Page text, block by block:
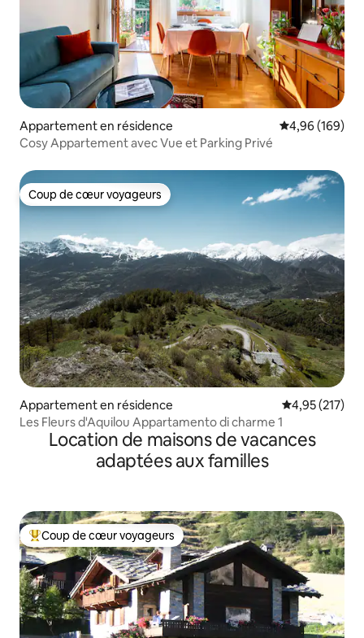
Appartement en résidence Évaluation
4,96 (169)
Cosy Appartement avec Vue et Parking Privé
Coup de cœur voyageurs
Coup de cœur voyageurs
Appartement en résidence Évaluation
4,95 (217)
Les Fleurs d'Aquilou Appartamento di charme 1
Location de maisons de vacances
adaptées aux familles
Coups de cœur voyageurs les plus appréciés
Coup de cœur voyageurs